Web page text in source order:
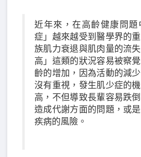
近年來，在高齡健康問題
症」越來越受到醫學界的
族肌力衰退與肌肉量的流
高」這類的狀況容易被察
齡的增加，因為活動的減
沒有重視，發生肌少症的
高，不但導致長輩容易跌
造成代謝方面的問題，或
疾病的風險。